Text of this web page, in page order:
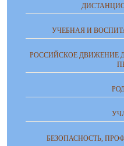
УЧЕБНАЯ И
РОССИЙСКОЕ ДВИЖЕНИЕ
БЕЗОПАСНОСТЬ,